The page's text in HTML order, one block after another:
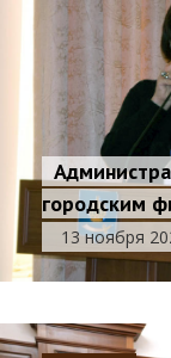
городским
13 ноября